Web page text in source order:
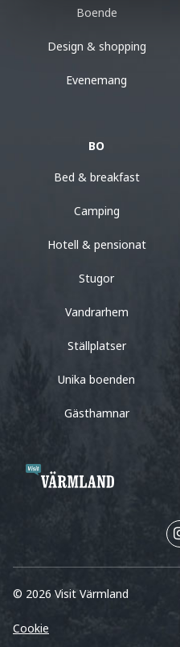
Boende
Design & shopping
Evenemang
BO
Bed & breakfast
Camping
Hotell & pensionat
Stugor
Vandrarhem
Ställplatser
Unika boenden
Gästhamnar
© 2026 Visit Värmland
Cookie